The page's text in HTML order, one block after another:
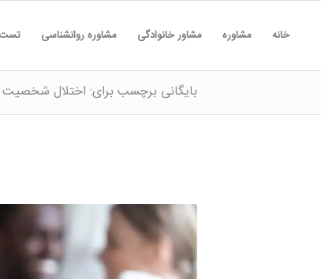
خانه مشاوره مشاور خانوادگی مشاوره روانشناسی تست
بایگانی برچسب برای: اختلال